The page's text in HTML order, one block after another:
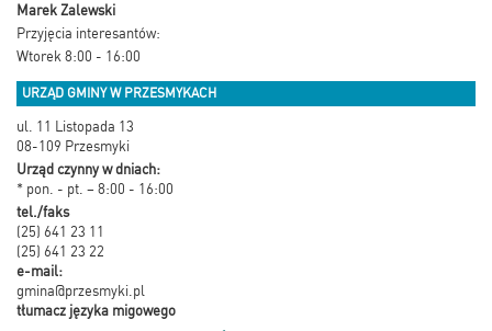
Marek Zalewski
Przyjęcia interesantów:
Wtorek 8:00 - 16:00
URZĄD GMINY W PRZESMYKACH
ul. 11 Listopada 13
08-109 Przesmyki
Urząd czynny w dniach:
* pon. - pt. – 8:00 - 16:00
tel./faks
(25) 641 23 11
(25) 641 23 22
e-mail:
gmina@przesmyki.pl
tłumacz języka migowego